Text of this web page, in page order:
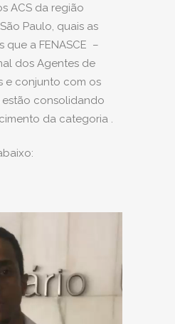
ACS da região
Paulo, quais as
que a FENASCE –
dos Agentes de
e conjunto com os
consolidando
da categoria .